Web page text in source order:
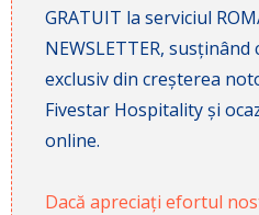
GRATUIT la serviciul
NEWSLETTER,
exclusiv din creșterea
Fivestar Hospitality și
online.
Dacă apreciați efortul